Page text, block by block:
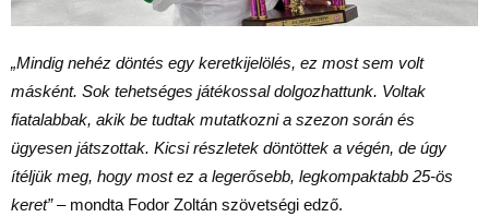
„Mindig nehéz döntés egy keretkijelölés, ez most sem volt
másként. Sok tehetséges játékossal dolgozhattunk. Voltak
fiatalabbak, akik be tudtak mutatkozni a szezon során és
ügyesen játszottak. Kicsi részletek döntöttek a végén, de úgy
ítéljük meg, hogy most ez a legerősebb, legkompaktabb 25-ös
keret”– mondta Fodor Zoltán szövetségi edző.